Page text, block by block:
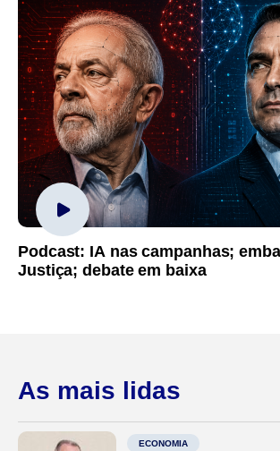
Podcast: IA nas campanhas;
Justiça; debate em baixa
As mais lidas
ECONOMIA